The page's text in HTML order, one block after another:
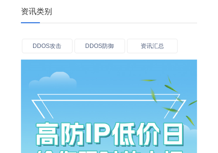
资讯类别
DDOS攻击 DDOS防御 资讯汇总